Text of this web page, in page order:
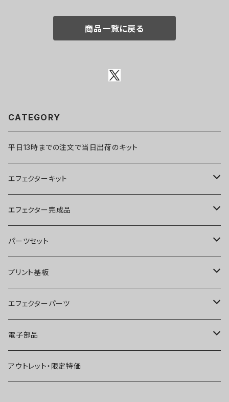
商品一覧に戻る
CATEGORY
平日13時までの注文で当日出荷のキット
エフェクターキット
ブースター
オーバードライブ
ディストーション
ファズ
プリアンプ
空間系
エフェクター完成品
ブースター
オーバードライブ
ディストーション
ファズ
空間系
パーツセット
ブースター
オーバードライブ
ディストーション
ファズ
プリント基板
オーバードライブ
ディストーション
ファズ
エフェクターパーツ
スイッチ
ジャック
電子部品
IC
アウトレット・限定特価